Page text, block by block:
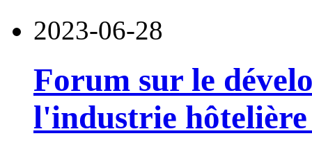
2023-06-28
Forum sur le
l'industrie hôtelière